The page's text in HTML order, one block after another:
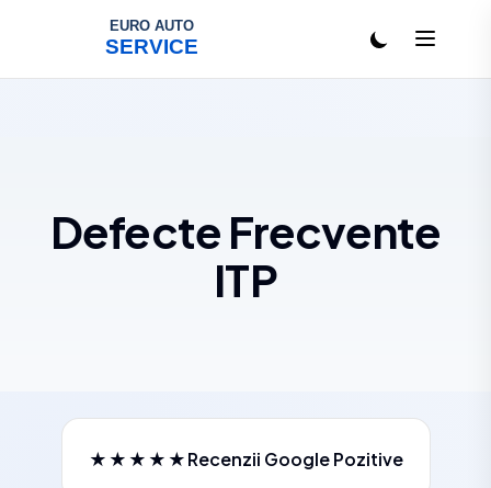
Defecte Frecvente
ITP
★★★★★Recenzii Google Pozitive